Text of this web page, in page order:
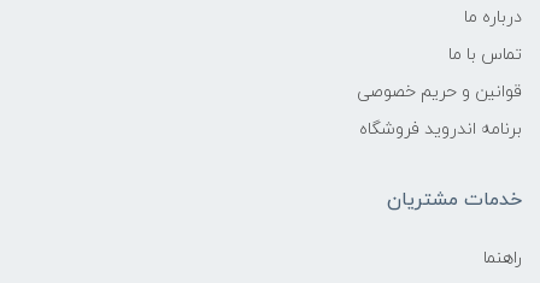
درباره ما
تماس با ما
قوانین و حریم خصوصی
برنامه اندروید فروشگاه
خدمات مشتریان
راهنما